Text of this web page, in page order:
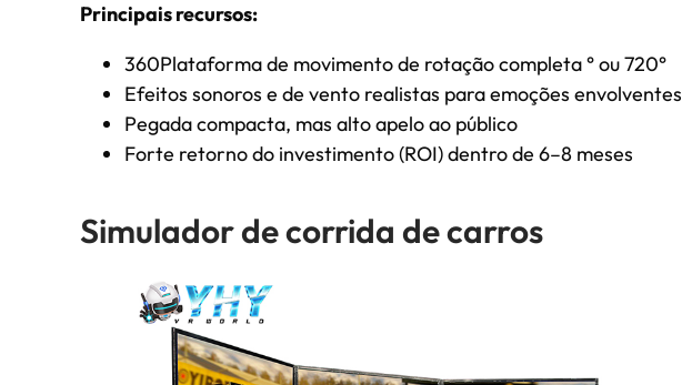
Principais recursos:
360Plataforma de movimento de rotação completa ° ou 720°
Efeitos sonoros e de vento realistas para emoções envolventes
Pegada compacta, mas alto apelo ao público
Forte retorno do investimento (ROI) dentro de 6–8 meses
Simulador de corrida de carros